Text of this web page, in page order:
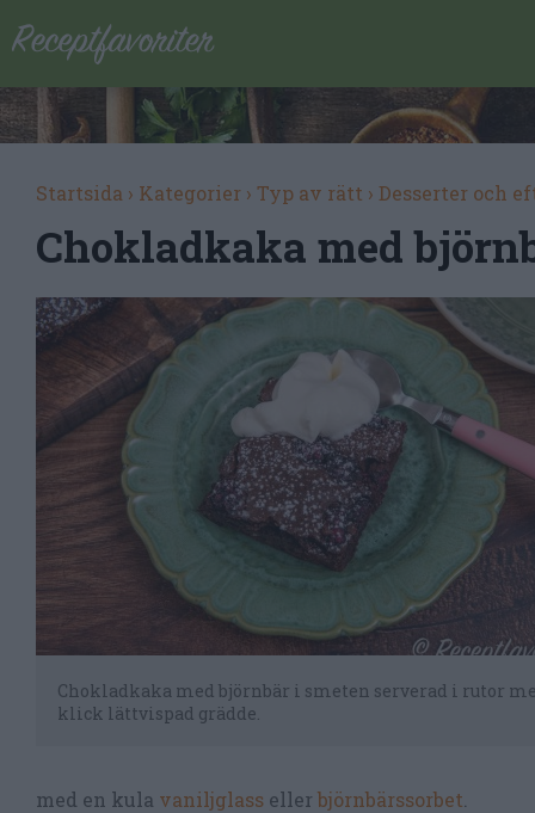
Startsida › Kategorier › Typ av rätt › Desserter och
Chokladkaka med
Chokladkaka med björnbär i smeten serverad i rutor
klick lättvispad grädde.
med en kula vaniljglass eller björnbärssorbet